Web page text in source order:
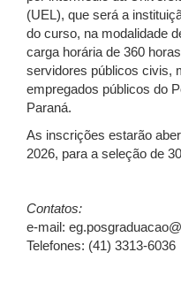
(UEL), que será a
do curso, na modalidade
carga horária de 360
servidores públicos civis,
empregados públicos do
Paraná.
As inscrições estarão
2026, para a seleção de
Contatos:
e-mail:
Telefones: (41) 3313-6036